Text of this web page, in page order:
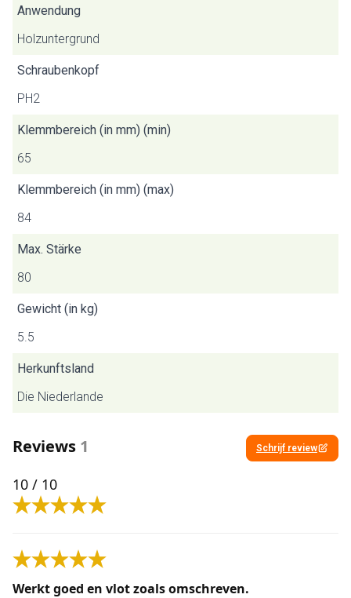
Anwendung
Holzuntergrund
Schraubenkopf
PH2
Klemmbereich (in mm) (min)
65
Klemmbereich (in mm) (max)
84
Max. Stärke
80
Gewicht (in kg)
5.5
Herkunftsland
Die Niederlande
Reviews 1 Schrijf review
10 / 10
Werkt goed en vlot zoals omschreven.